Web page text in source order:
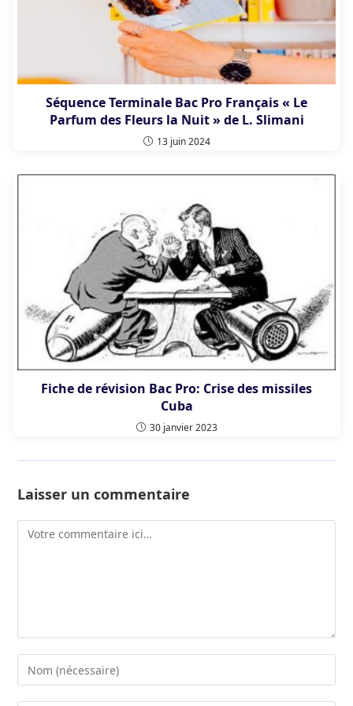
Séquence Terminale Bac Pro Français « Le
Parfum des Fleurs la Nuit » de L. Slimani
13 juin 2024
Fiche de révision Bac Pro: Crise des missiles
Cuba
30 janvier 2023
Laisser un commentaire
Comment
Enter
your
name